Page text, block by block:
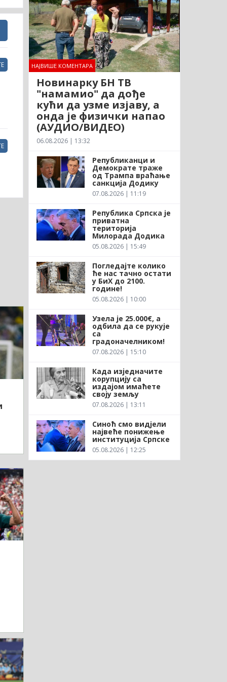
НАЈВИШЕ КОМЕНТАРА
Новинарку БН ТВ
"намамио" да дође
кући да узме изјаву, а
онда је физички напао
(АУДИО/ВИДЕО)
06.08.2026 | 13:32
Републиканци и
Демократе траже
од Трампа враћање
санкција Додику
07.08.2026 | 11:19
Република Српска је
приватна
територија
Милорада Додика
05.08.2026 | 15:49
Погледајте колико
ће нас тачно остати
у БиХ до 2100.
године!
05.08.2026 | 10:00
Узела је 25.000€, а
одбила да се рукује
са
градоначелником!
07.08.2026 | 15:10
Када изједначите
корупцију са
издајом имаћете
своју земљу
07.08.2026 | 13:11
Синоћ смо видјели
највеће понижење
институција Српске
05.08.2026 | 12:25